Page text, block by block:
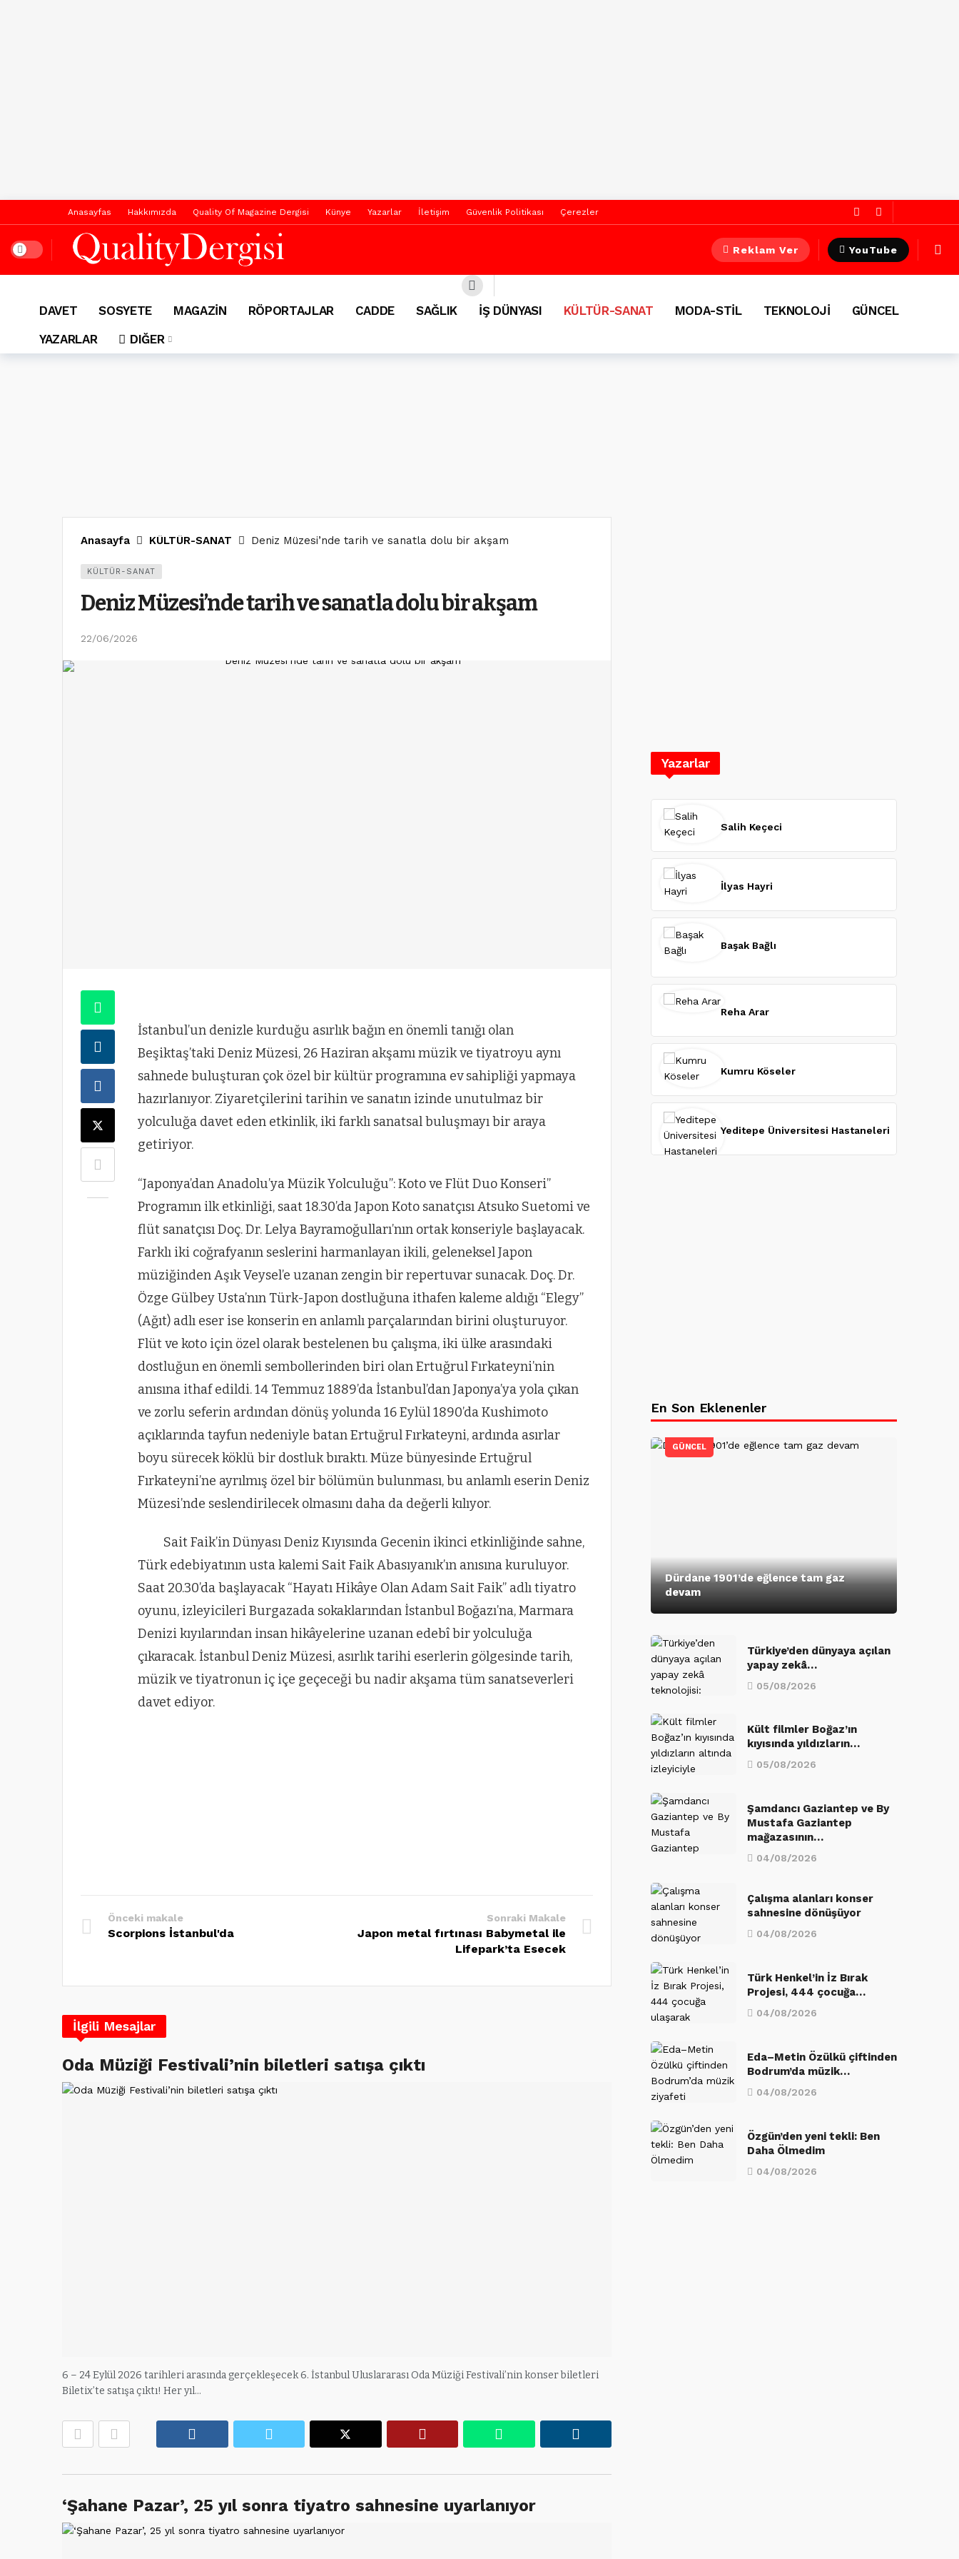
Anasayfas Hakkımızda Quality Of Magazine Dergisi Künye Yazarlar İletişim Güvenlik Politikası Çerezler
Dark mode Reklam Ver YouTube
DAVET SOSYETE MAGAZİN RÖPORTAJLAR CADDE SAĞLIK İŞ DÜNYASI KÜLTÜR-SANAT MODA-STİL TEKNOLOJİ
GÜNCEL
YAZARLAR
DIĞER
Anasayfa KÜLTÜR-SANAT Deniz Müzesi’nde tarih ve sanatla dolu bir akşam
KÜLTÜR-SANAT
Deniz Müzesi’nde tarih ve sanatla dolu bir akşam
22/06/2026
İstanbul’un denizle kurduğu asırlık bağın en önemli tanığı olan
Beşiktaş’taki Deniz Müzesi, 26 Haziran akşamı müzik ve tiyatroyu aynı
sahnede buluşturan çok özel bir kültür programına ev sahipliği yapmaya
hazırlanıyor. Ziyaretçilerini tarihin ve sanatın izinde unutulmaz bir
yolculuğa davet eden etkinlik, iki farklı sanatsal buluşmayı bir araya
getiriyor.
“Japonya’dan Anadolu’ya Müzik Yolculuğu”: Koto ve Flüt Duo Konseri”
Programın ilk etkinliği, saat 18.30’da Japon Koto sanatçısı Atsuko Suetomi ve
flüt sanatçısı Doç. Dr. Lelya Bayramoğulları’nın ortak konseriyle başlayacak.
Farklı iki coğrafyanın seslerini harmanlayan ikili, geleneksel Japon
müziğinden Aşık Veysel’e uzanan zengin bir repertuvar sunacak. Doç. Dr.
Özge Gülbey Usta’nın Türk-Japon dostluğuna ithafen kaleme aldığı “Elegy”
(Ağıt) adlı eser ise konserin en anlamlı parçalarından birini oluşturuyor.
Flüt ve koto için özel olarak bestelenen bu çalışma, iki ülke arasındaki
dostluğun en önemli sembollerinden biri olan Ertuğrul Fırkateyni’nin
anısına ithaf edildi. 14 Temmuz 1889’da İstanbul’dan Japonya’ya yola çıkan
ve zorlu seferin ardından dönüş yolunda 16 Eylül 1890’da Kushimoto
açıklarında tayfun nedeniyle batan Ertuğrul Fırkateyni, ardında asırlar
boyu sürecek köklü bir dostluk bıraktı. Müze bünyesinde Ertuğrul
Fırkateyni’ne ayrılmış özel bir bölümün bulunması, bu anlamlı eserin Deniz
Müzesi’nde seslendirilecek olmasını daha da değerli kılıyor.
Sait Faik’in Dünyası Deniz Kıyısında Gecenin ikinci etkinliğinde sahne,
Türk edebiyatının usta kalemi Sait Faik Abasıyanık’ın anısına kuruluyor.
Saat 20.30’da başlayacak “Hayatı Hikâye Olan Adam Sait Faik” adlı tiyatro
oyunu, izleyicileri Burgazada sokaklarından İstanbul Boğazı’na, Marmara
Denizi kıyılarından insan hikâyelerine uzanan edebî bir yolculuğa
çıkaracak. İstanbul Deniz Müzesi, asırlık tarihi eserlerin gölgesinde tarih,
müzik ve tiyatronun iç içe geçeceği bu nadir akşama tüm sanatseverleri
davet ediyor.
Önceki makale
Scorpions İstanbul'da
Sonraki Makale
Japon metal fırtınası Babymetal ile
Lifepark’ta Esecek
İlgili Mesajlar
Oda Müziği Festivali’nin biletleri satışa çıktı
6 – 24 Eylül 2026 tarihleri arasında gerçekleşecek 6. İstanbul Uluslararası Oda Müziği Festivali’nin konser biletleri
Biletix’te satışa çıktı! Her yıl…
‘Şahane Pazar’, 25 yıl sonra tiyatro sahnesine uyarlanıyor
Yazarlar
Salih Keçeci
İlyas Hayri
Başak Bağlı
Reha Arar
Kumru Köseler
Yeditepe Üniversitesi Hastaneleri
En Son Eklenenler
GÜNCEL
Dürdane 1901’de eğlence tam gaz
devam
Türkiye’den dünyaya açılan
yapay zekâ…
05/08/2026
Kült filmler Boğaz’ın
kıyısında yıldızların…
05/08/2026
Şamdancı Gaziantep ve By
Mustafa Gaziantep
mağazasının…
04/08/2026
Çalışma alanları konser
sahnesine dönüşüyor
04/08/2026
Türk Henkel’in İz Bırak
Projesi, 444 çocuğa…
04/08/2026
Eda–Metin Özülkü çiftinden
Bodrum’da müzik…
04/08/2026
Özgün’den yeni tekli: Ben
Daha Ölmedim
04/08/2026